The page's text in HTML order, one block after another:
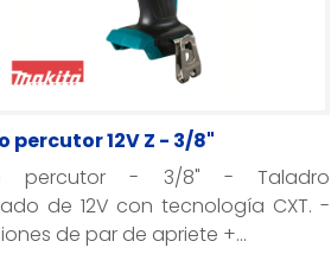
percutor 12V Z - 3/8"
percutor - 3/8" - Taladro
de 12V con tecnología CXT. -
de par de apriete +...